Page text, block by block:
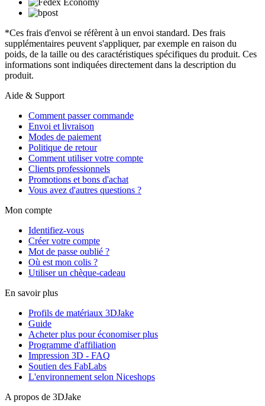
*Ces frais d'envoi se réfèrent à un envoi standard. Des frais
supplémentaires peuvent s'appliquer, par exemple en raison du
poids, de la taille ou des caractéristiques spécifiques du produit. Ces
informations sont indiquées directement dans la description du
produit.
Aide & Support
Comment passer commande
Envoi et livraison
Modes de paiement
Politique de retour
Comment utiliser votre compte
Clients professionnels
Promotions et bons d'achat
Vous avez d'autres questions ?
Mon compte
Identifiez-vous
Créer votre compte
Mot de passe oublié ?
Où est mon colis ?
Utiliser un chèque-cadeau
En savoir plus
Profils de matériaux 3DJake
Guide
Acheter plus pour économiser plus
Programme d'affiliation
Impression 3D - FAQ
Soutien des FabLabs
L'environnement selon Niceshops
A propos de 3DJake